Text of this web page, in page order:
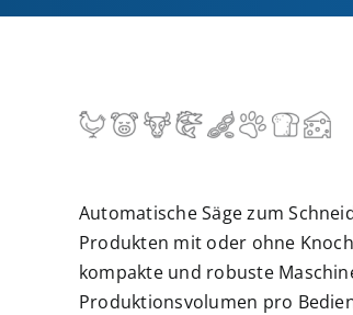
Automatische Säge zum
Produkten mit oder ohne
kompakte und robuste
Produktionsvolumen pro